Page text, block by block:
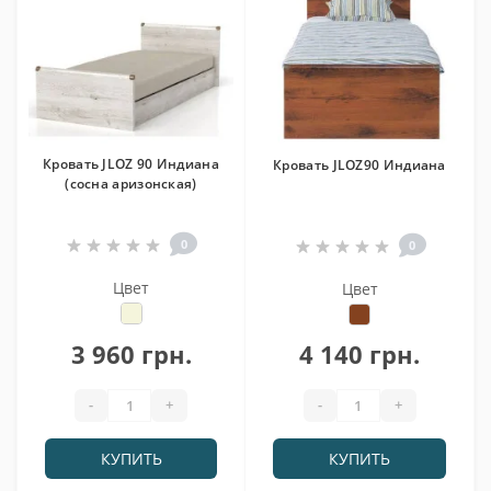
Кровать JLOZ 90 Индиана
(сосна аризонская)
0
Цвет
3 960 грн.
- +
КУПИТЬ
Кровать JLOZ90 Индиана
0
Цвет
4 140 грн.
- +
КУПИТЬ